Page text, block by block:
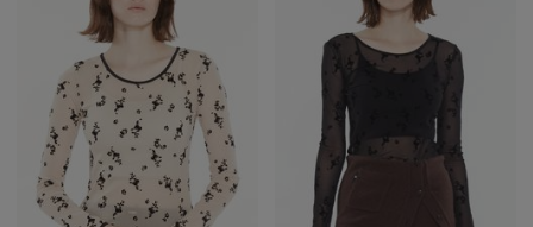
リーボック
SALOMON
サロモン
sanrio house
サンリオハウス